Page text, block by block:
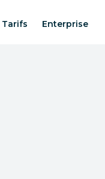
Tarifs Enterprise